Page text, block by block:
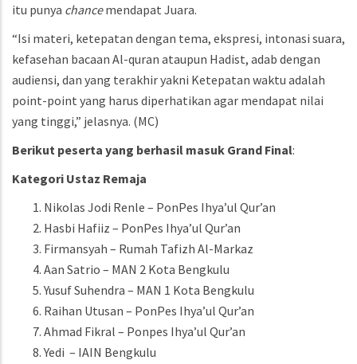
itu punya chancemendapat Juara.
“Isi materi, ketepatan dengan tema, ekspresi, intonasi suara,
kefasehan bacaan Al-quran ataupun Hadist, adab dengan
audiensi, dan yang terakhir yakni Ketepatan waktu adalah
point-point yang harus diperhatikan agar mendapat nilai
yang tinggi,” jelasnya. (MC)
Berikut peserta yang berhasil masuk Grand Final:
Kategori Ustaz Remaja
Nikolas Jodi Renle – PonPes Ihya’ul Qur’an
Hasbi Hafiiz – PonPes Ihya’ul Qur’an
Firmansyah – Rumah Tafizh Al-Markaz
Aan Satrio – MAN 2 Kota Bengkulu
Yusuf Suhendra – MAN 1 Kota Bengkulu
Raihan Utusan – PonPes Ihya’ul Qur’an
Ahmad Fikral – Ponpes Ihya’ul Qur’an
Yedi – IAIN Bengkulu